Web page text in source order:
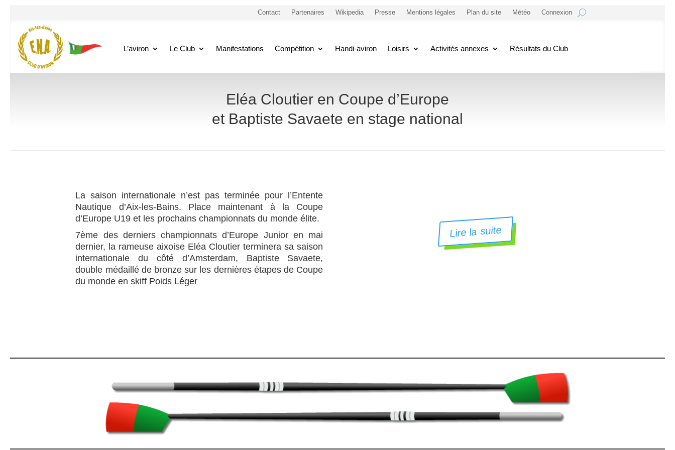
Contact Partenaires Wikipedia Presse Mentions légales Plan du site Météo Connexion
L’aviron Le Club Manifestations Compétition Handi-aviron Loisirs Activités annexes Résultats du Club
Eléa Cloutier en Coupe d’Europe
et Baptiste Savaete en stage national
La saison internationale n’est pas terminée pour l’Entente
Nautique d’Aix-les-Bains. Place maintenant à la Coupe
d’Europe U19 et les prochains championnats du monde élite.
7ème des derniers championnats d’Europe Junior en mai
dernier, la rameuse aixoise Eléa Cloutier terminera sa saison
internationale du côté d’Amsterdam, Baptiste Savaete,
double médaillé de bronze sur les dernières étapes de Coupe
du monde en skiff Poids Léger
Lire la suite